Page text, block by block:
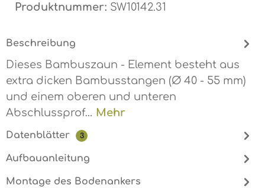
Produktnummer: SW10142.31
Beschreibung
Dieses Bambuszaun - Element besteht aus
extra dicken Bambusstangen (Ø 40 - 55 mm)
und einem oberen und unteren
Abschlussprof… Mehr
Datenblätter 3
Aufbauanleitung
Montage des Bodenankers